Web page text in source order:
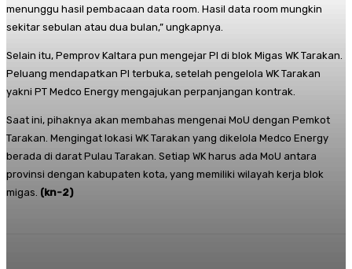
menunggu hasil pembacaan data room. Hasil data room mungkin
sekitar sebulan atau dua bulan,” ungkapnya.
Selain itu, Pemprov Kaltara pun mengejar PI di blok Migas WK Tarakan.
Peluang mendapatkan PI terbuka, setelah pengelola WK Tarakan
yakni PT Medco Energy mengajukan perpanjangan kontrak.
Saat ini, pihaknya akan membahas mengenai MoU dengan Pemkot
Tarakan. Mengingat lokasi WK Tarakan yang dikelola Medco Energy
berada di darat Pulau Tarakan. Setiap WK harus ada MoU antara
provinsi dengan kabupaten kota, yang memiliki wilayah kerja blok
migas. (kn-2)